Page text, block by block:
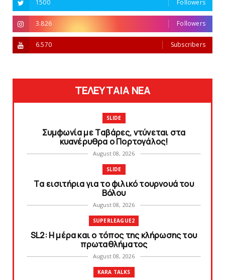
1500 Followers
3.826 Followers
6.570 Subscribers
ΤΕΛΕΥΤΑΙΑ ΝΕΑ
SLIDE
Συμφωνία με Tαβάρες, ντύνεται στα
κυανέρυθρα ο Πορτογάλος!
August 08, 2026
SLIDE
Tα εισιτήρια για το φιλικό τουρνουά του
Bόλου
August 08, 2026
SUPERLEAGUE2
SL2: Η μέρα και ο τόπος της κλήρωσης του
πρωταθλήματος
August 08, 2026
KARA TALKS